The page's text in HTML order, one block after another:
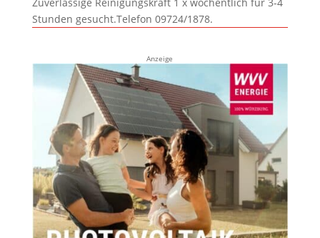
Zuverlässige Reinigungskraft 1 x wöchentlich für 3-4
Stunden gesucht.Telefon 09724/1878.
Anzeige